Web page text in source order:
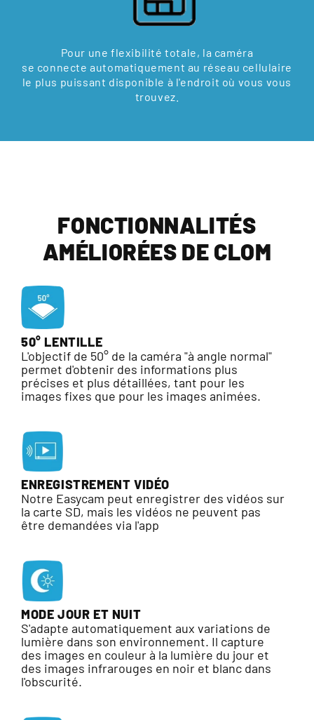
Pour une flexibilité totale, la caméra
se connecte automatiquement au réseau cellulaire
le plus puissant disponible à l'endroit où vous vous
trouvez.
FONCTIONNALITÉS
AMÉLIORÉES DE CLOM
50° LENTILLE
L'objectif de 50° de la caméra "à angle normal"
permet d'obtenir des informations plus
précises et plus détaillées, tant pour les
images fixes que pour les images animées.
ENREGISTREMENT VIDÉO
Notre Easycam peut enregistrer des vidéos sur
la carte SD, mais les vidéos ne peuvent pas
être demandées via l'app
MODE JOUR ET NUIT
S'adapte automatiquement aux variations de
lumière dans son environnement. Il capture
des images en couleur à la lumière du jour et
des images infrarouges en noir et blanc dans
l'obscurité.